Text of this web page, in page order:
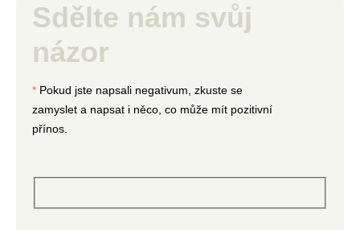
Sdělte nám svůj
názor
* Pokud jste napsali negativum, zkuste se
zamyslet a napsat i něco, co může mít pozitivní
přínos.